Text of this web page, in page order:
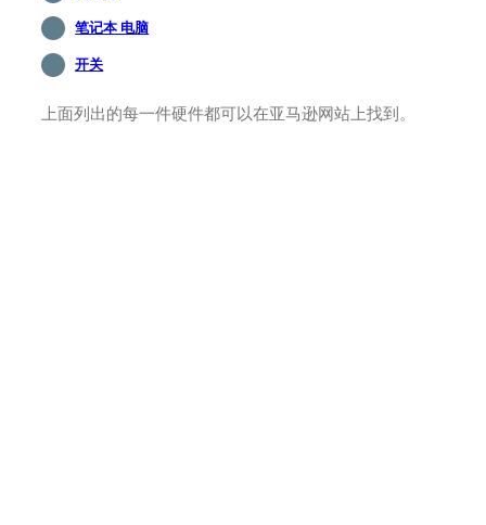
笔记本 电脑
开关
上面列出的每一件硬件都可以在亚马逊网站上找到。